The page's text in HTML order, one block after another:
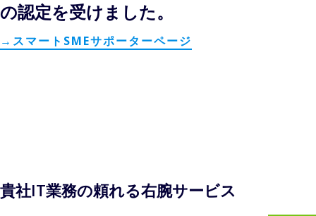
の認定を受けました。
→スマートSMEサポーターページ
貴社IT業務の頼れる右腕サービス